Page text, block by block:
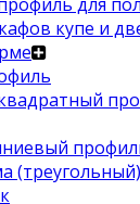
купе и
(треугольный)